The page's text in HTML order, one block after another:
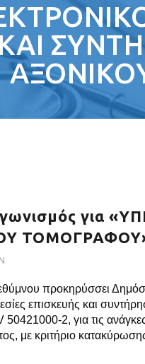
για
προκηρύσσει
επισκευής και
2, για τις
με κριτήριο